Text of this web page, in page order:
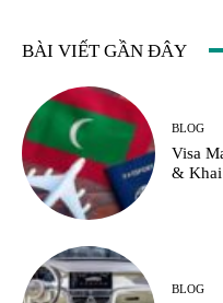
BÀI VIẾT GẦN ĐÂY
BLOG
Visa
&
BLOG